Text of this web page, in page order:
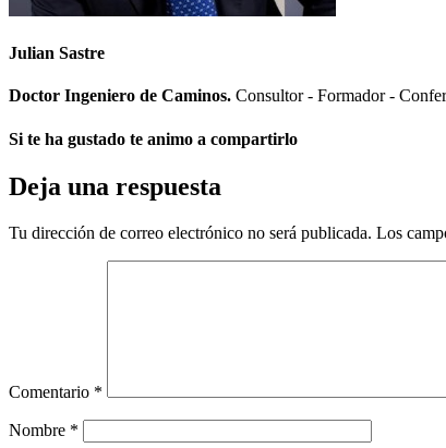
Julian Sastre
Doctor Ingeniero de Caminos. Consultor - Formador -
Si te ha gustado te animo a compartirlo
Deja una respuesta
Tu dirección de correo electrónico no será publicada. Los
Comentario *
Nombre *